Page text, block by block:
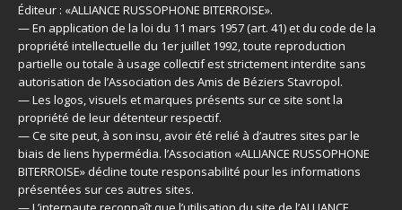
Éditeur : «ALLIANCE RUSSOPHONE BITERROISE».
— En application de la loi du 11 mars 1957 (art. 41) et du code de la
propriété intellectuelle du 1er juillet 1992, toute reproduction
partielle ou totale à usage collectif est strictement interdite sans
autorisation de l’Association des Amis de Béziers Stavropol.
— Les logos, visuels et marques présents sur ce site sont la
propriété de leur détenteur respectif.
— Ce site peut, à son insu, avoir été relié à d’autres sites par le
biais de liens hypermédia. l’Association «ALLIANCE RUSSOPHONE
BITERROISE» décline toute responsabilité pour les informations
présentées sur ces autres sites.